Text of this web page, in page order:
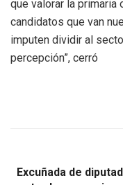
que valorar la primaria
candidatos que van
imputen dividir al
percepción”, cerró
Excuñada de